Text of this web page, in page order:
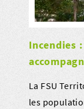
Incendies
La FSU
les